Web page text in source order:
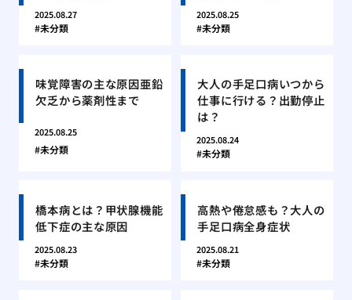
2025.08.27
未分類
2025.08.25
未分類
味覚障害の主な原因亜鉛
欠乏から薬剤性まで
2025.08.25
未分類
大人の手足口病いつから
仕事に行ける？出勤停止
は？
2025.08.24
未分類
橋本病とは？甲状腺機能
低下症の主な原因
2025.08.23
未分類
高熱や倦怠感も？大人の
手足口病全身症状
2025.08.21
未分類